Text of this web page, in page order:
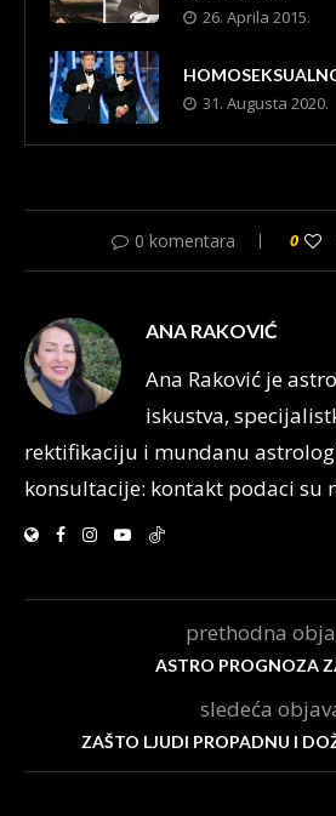
26. Aprila 2015.
31. Augusta 2020.
0 komentara 0
ANA RAKOVIĆ
Ana Raković je
iskustva,
rektifikaciju i mundanu
konsultacije: kontakt podaci su
prethodna
ASTRO PROGNOZA
sledeća
ZAŠTO LJUDI PROPADNU I